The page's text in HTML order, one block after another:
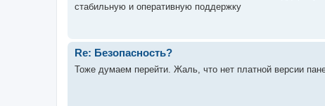
стабильную и оперативную поддержку
Re: Безопасность?
Тоже думаем перейти. Жаль, что нет платной версии